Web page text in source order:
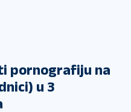
pornografiju na
u 3